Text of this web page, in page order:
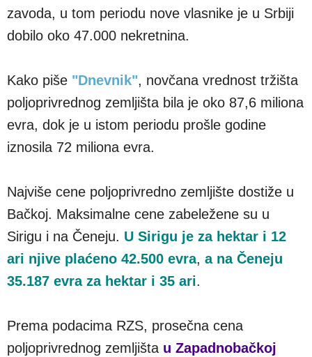
zavoda, u tom periodu nove vlasnike je u Srbiji
dobilo oko 47.000 nekretnina.
Kako piše "Dnevnik", novčana vrednost tržišta
poljoprivrednog zemljišta bila je oko 87,6 miliona
evra, dok je u istom periodu prošle godine
iznosila 72 miliona evra.
Najviše cene poljoprivredno zemljište dostiže u
Bačkoj. Maksimalne cene zabeležene su u
Sirigu i na Čeneju. U Sirigu je za hektar i 12
ari njive plaćeno 42.500 evra, a na Čeneju
35.187 evra za hektar i 35 ari.
Prema podacima RZS, prosečna cena
poljoprivrednog zemljišta u Zapadnobačkoj